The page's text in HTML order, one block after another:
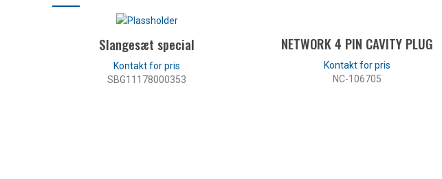
Slangesæt special
SBG11178000353
NETWORK 4 PIN CAVITY PLUG
NC-106705